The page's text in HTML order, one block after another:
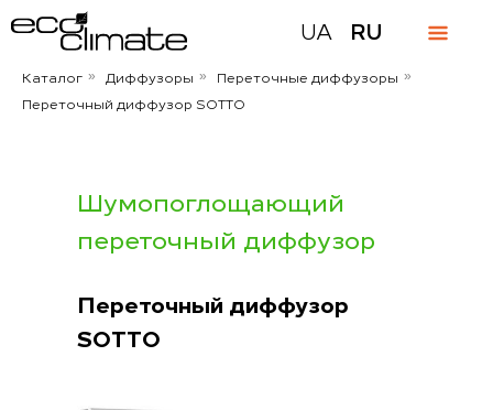
UA RU
Каталог » Диффузоры » Переточные диффузоры »
Переточный диффузор SOTTO
Шумопоглощающий
переточный диффузор
Переточный диффузор
SOTTO